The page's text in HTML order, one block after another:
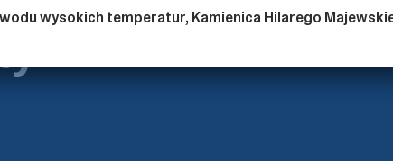
wysokich temperatur, Kamienica Hilarego